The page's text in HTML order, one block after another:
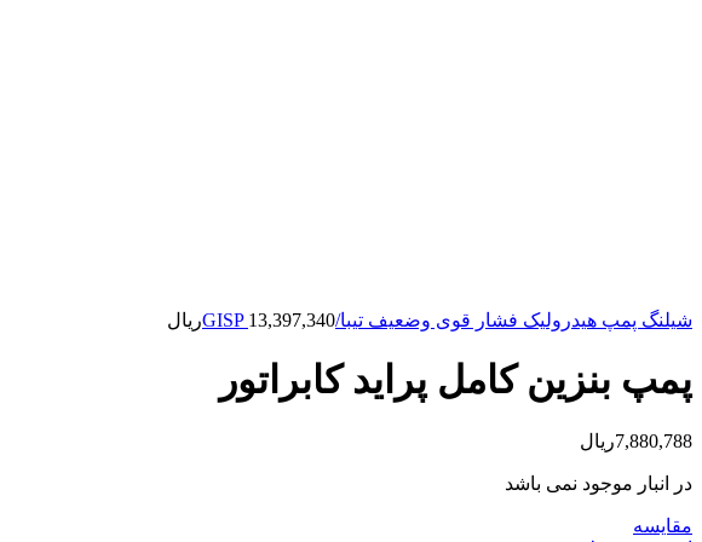
شیلنگ پمپ هیدرولیک فشار قوی وضعیف تیبا/GISP13,397,340 ریال
پمپ بنزین کامل پراید کابراتور
7,880,788ریال
در انبار موجود نمی باشد
مقایسه